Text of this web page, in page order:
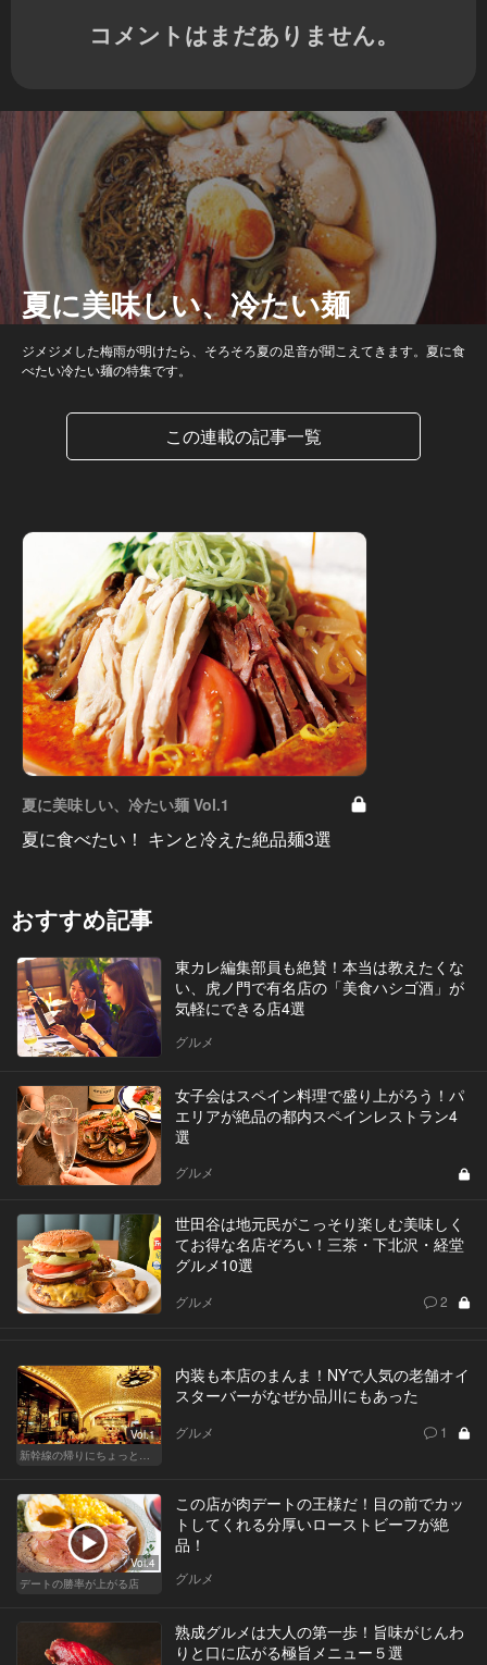
コメントはまだありません。
夏に美味しい、冷たい麺
ジメジメした梅雨が明けたら、そろそろ夏の足音が聞こえてきます。夏に食
べたい冷たい麺の特集です。
この連載の記事一覧
夏に美味しい、冷たい麺 Vol.1
夏に食べたい！ キンと冷えた絶品麺3選
おすすめ記事
東カレ編集部員も絶賛！本当は教えたくな
い、虎ノ門で有名店の「美食ハシゴ酒」が
気軽にできる店4選
グルメ
女子会はスペイン料理で盛り上がろう！パ
エリアが絶品の都内スペインレストラン4
選
グルメ
世田谷は地元民がこっそり楽しむ美味しく
てお得な名店ぞろい！三茶・下北沢・経堂
グルメ10選
グルメ 2
Vol.1
新幹線の帰りにちょっと１杯！東京駅、品川からアクセスがいい人気店
内装も本店のまんま！NYで人気の老舗オイ
スターバーがなぜか品川にもあった
グルメ 1
Vol.4
デートの勝率が上がる店
この店が肉デートの王様だ！目の前でカッ
トしてくれる分厚いローストビーフが絶
品！
グルメ
熟成グルメは大人の第一歩！旨味がじんわ
りと口に広がる極旨メニュー５選